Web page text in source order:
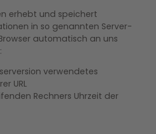
erhebt und speichert
in so genannten Server-
automatisch an uns
verwendetes
URL
Rechners Uhrzeit der